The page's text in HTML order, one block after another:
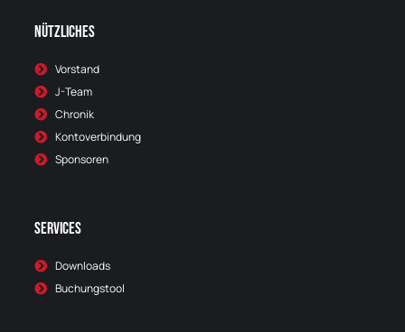
Nützliches
Vorstand
J-Team
Chronik
Kontoverbindung
Sponsoren
Services
Downloads
Buchungstool